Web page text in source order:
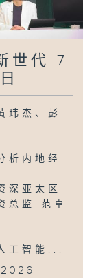
世代 7
玮杰、彭
析内地经
深亚太区
总监 范卓
工智能...